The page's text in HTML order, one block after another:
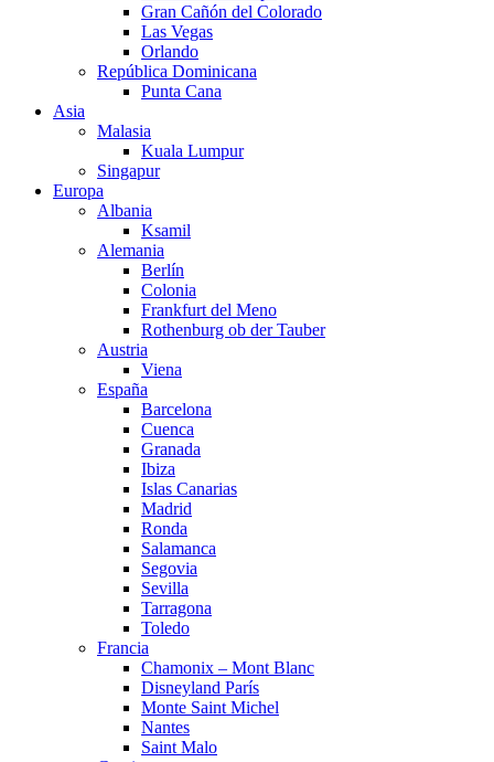
Gran Cañón del Colorado
Las Vegas
Orlando
República Dominicana
Punta Cana
Asia
Malasia
Kuala Lumpur
Singapur
Europa
Albania
Ksamil
Alemania
Berlín
Colonia
Frankfurt del Meno
Rothenburg ob der Tauber
Austria
Viena
España
Barcelona
Cuenca
Granada
Ibiza
Islas Canarias
Madrid
Ronda
Salamanca
Segovia
Sevilla
Tarragona
Toledo
Francia
Chamonix – Mont Blanc
Disneyland París
Monte Saint Michel
Nantes
Saint Malo